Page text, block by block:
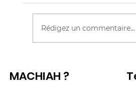
GRAND MÈRE
Rédigez un commentaire...
MACHIAH ?